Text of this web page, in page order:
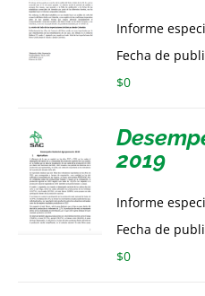
Informe
Fecha de
$0
2019
Informe
Fecha de
$0